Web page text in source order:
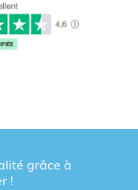
grâce à
!